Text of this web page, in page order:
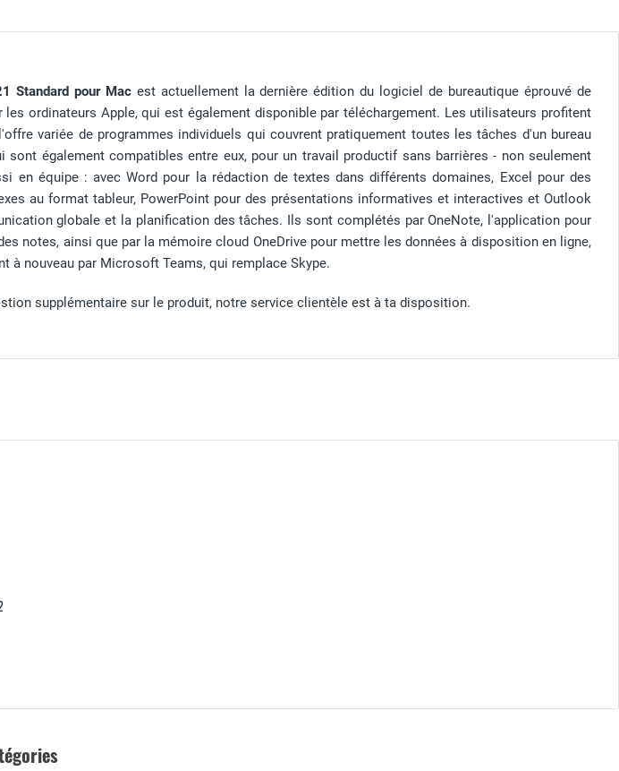
Standard pour Macest actuellement la dernière édition du logiciel de bureautique éprouvé de
ordinateurs Apple, qui est également disponible par téléchargement. Les utilisateurs profitent
variée de programmes individuels qui couvrent pratiquement toutes les tâches d'un bureau
sont également compatibles entre eux, pour un travail productif sans barrières - non seulement
en équipe : avec Word pour la rédaction de textes dans différents domaines, Excel pour des
au format tableur, PowerPoint pour des présentations informatives et interactives et Outlook
globale et la planification des tâches. Ils sont complétés par OneNote, l'application pour
notes, ainsi que par la mémoire cloud OneDrive pour mettre les données à disposition en ligne,
à nouveau par Microsoft Teams, qui remplace Skype.
supplémentaire sur le produit, notre service clientèle est à ta disposition.